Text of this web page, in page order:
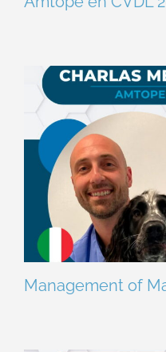
Management of